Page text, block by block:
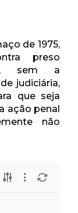
de 1975,
preso
sem a
judiciária,
que seja
ação penal
não